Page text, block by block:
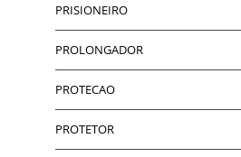
PRISIONEIRO
PROLONGADOR
PROTECAO
PROTETOR